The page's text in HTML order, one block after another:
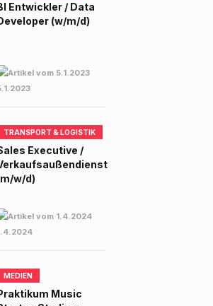
Entwickler / Data
(w/m/d)
TRANSPORT & LOGISTIK
Executive /
w/d)
MEDIEN
Music